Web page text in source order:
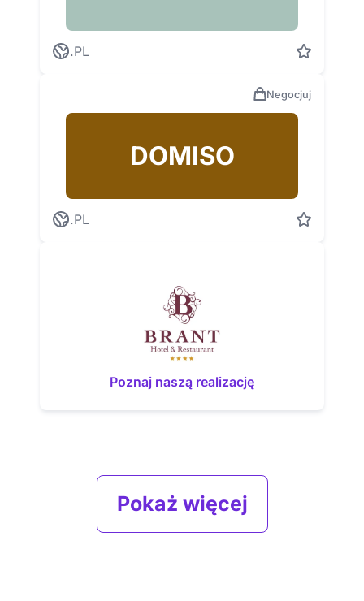
.PL
Negocjuj
DOMISO
.PL
Poznaj naszą realizację
Pokaż więcej